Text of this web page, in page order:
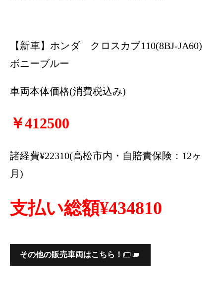
【新車】ホンダ クロスカブ110(8BJ-JA60)
ボニーブルー
車両本体価格(消費税込み)
￥412500
諸経費¥22310(高松市内・自賠責保険：12ヶ
月)
支払い総額¥434810
その他の販売車両はこちら！